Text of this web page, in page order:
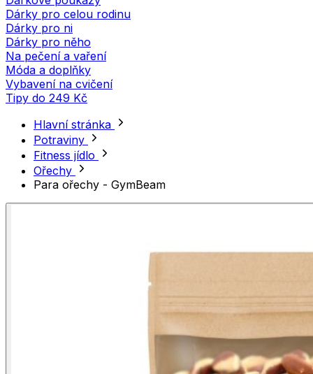
Dárky pro celou rodinu
Dárky pro ni
Dárky pro něho
Na pečení a vaření
Móda a doplňky
Vybavení na cvičení
Tipy do 249 Kč
Hlavní stránka
Potraviny
Fitness jídlo
Ořechy
Para ořechy - GymBeam